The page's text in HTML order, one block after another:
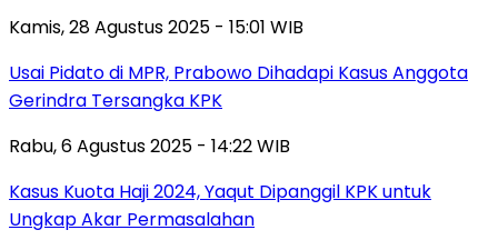
Kamis, 28 Agustus 2025 - 15:01 WIB
Usai Pidato di MPR, Prabowo Dihadapi Kasus Anggota
Gerindra Tersangka KPK
Rabu, 6 Agustus 2025 - 14:22 WIB
Kasus Kuota Haji 2024, Yaqut Dipanggil KPK untuk
Ungkap Akar Permasalahan